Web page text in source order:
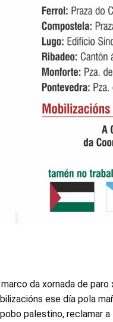
da xornada de
ese día pola
palestino, reclamar